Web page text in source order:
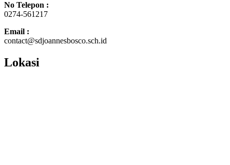
No Telepon :
0274-561217
Email :
contact@sdjoannesbosco.sch.id
Lokasi